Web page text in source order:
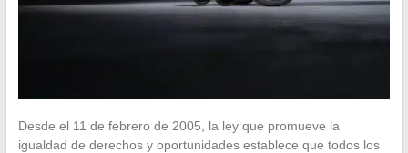
Desde el 11 de febrero de 2005, la ley que promueve la
igualdad de derechos y oportunidades establece que todos los